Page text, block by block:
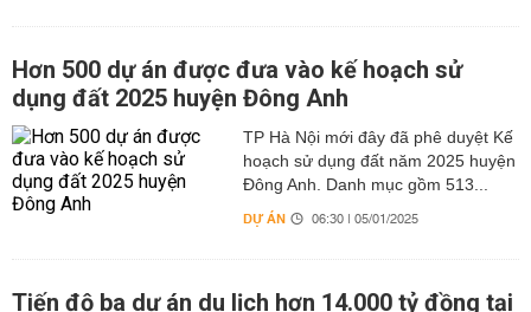
Hơn 500 dự án được đưa vào kế hoạch sử
dụng đất 2025 huyện Đông Anh
TP Hà Nội mới đây đã phê duyệt Kế
hoạch sử dụng đất năm 2025 huyện
Đông Anh. Danh mục gồm 513...
DỰ ÁN 06:30 | 05/01/2025
Tiến độ ba dự án du lịch hơn 14.000 tỷ đồng tại